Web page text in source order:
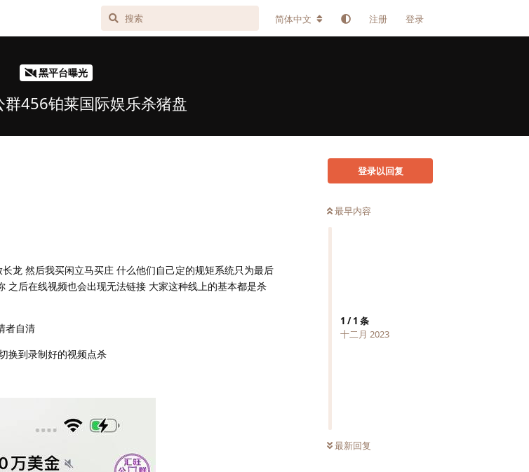
简体中文 注册 登录
黑平台曝光
群456铂莱国际娱乐杀猪盘
登录以回复
最早内容
1 /1 条
十二月 2023
最新回复
龙 然后我买闲立马买庄 什么他们自己定的规矩系统只为最后
后在线视频也会出现无法链接 大家这种线上的基本都是杀
者自清
换到录制好的视频点杀